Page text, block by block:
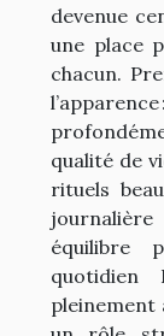
devenue
une place
chacun.
qualité de
rituels
équilibre
quotidien
pleinement